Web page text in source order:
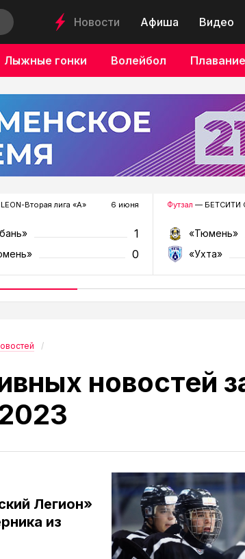
Новости Афиша Видео
Лыжные гонки Волейбол Плавание
Вторая лига «А» 6 июня
1
0
Футзал — БЕТСИТИ
«Тюмень»
«Ухта»
новостей
Легион»
из